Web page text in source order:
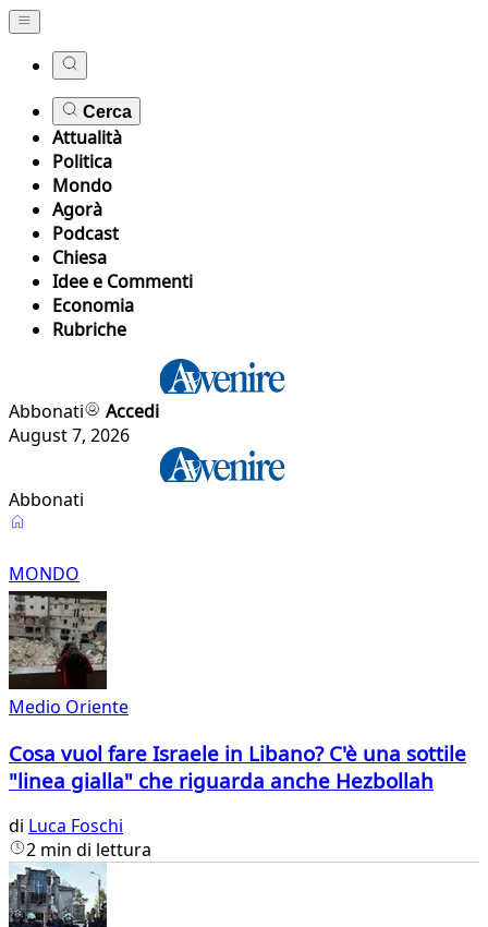
Cerca
Attualità
Politica
Mondo
Agorà
Podcast
Chiesa
Idee e Commenti
Economia
Rubriche
Abbonati
Accedi
August 7, 2026
Abbonati
Mondo
MONDO
Medio Oriente
Cosa vuol fare Israele in Libano? C'è una sottile
"linea gialla" che riguarda anche Hezbollah
di Luca Foschi
2 min di lettura